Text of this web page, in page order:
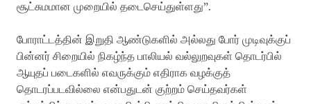
சூட்சுமமான முறையில் தடைசெய்துள்ளது”.
போராட்டத்தின் இறுதி ஆண்டுகளில் அல்லது போர் முடிவுக்குப்
பின்னர் சிறையில் நிகழ்ந்த பாலியல் வல்லுறவுகள் தொடர்பில்
ஆயுதப் படைகளில் எவருக்கும் எதிராக வழக்குத்
தொடரப்படவில்லை என்பதுடன் குற்றம் செய்தவர்கள்